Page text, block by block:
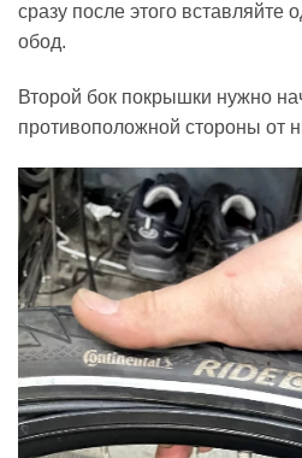
сразу после этого вставляйте
обод.
Второй бок покрышки нужно
противоположной стороны от